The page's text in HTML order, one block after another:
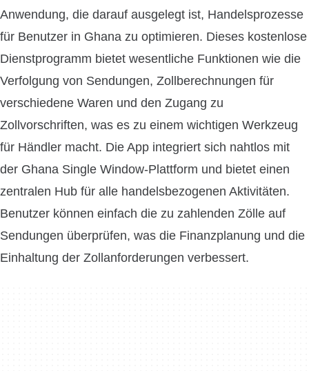
Anwendung, die darauf ausgelegt ist, Handelsprozesse
für Benutzer in Ghana zu optimieren. Dieses kostenlose
Dienstprogramm bietet wesentliche Funktionen wie die
Verfolgung von Sendungen, Zollberechnungen für
verschiedene Waren und den Zugang zu
Zollvorschriften, was es zu einem wichtigen Werkzeug
für Händler macht. Die App integriert sich nahtlos mit
der Ghana Single Window-Plattform und bietet einen
zentralen Hub für alle handelsbezogenen Aktivitäten.
Benutzer können einfach die zu zahlenden Zölle auf
Sendungen überprüfen, was die Finanzplanung und die
Einhaltung der Zollanforderungen verbessert.